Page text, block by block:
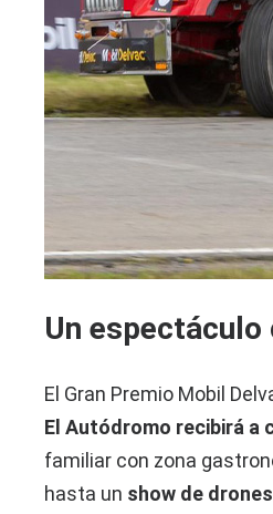
Un
El Gran Premio Mobil
El Autódromo recibirá a
familiar con zona
hasta un show de